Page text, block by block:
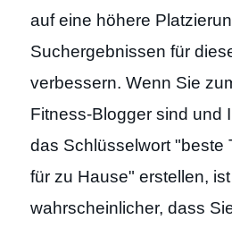
auf eine höhere
Suchergebnissen für
verbessern. Wenn Sie
Fitness-Blogger sind und
das Schlüsselwort "beste
für zu Hause" erstellen,
wahrscheinlicher, dass